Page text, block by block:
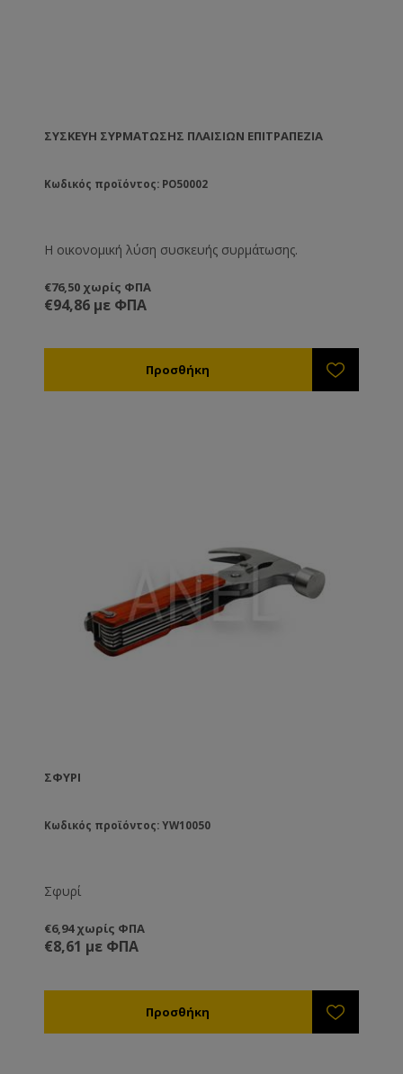
ΣΥΣΚΕΥΉ ΣΥΡΜΆΤΩΣΗΣ ΠΛΑΙΣΊΩΝ ΕΠΙΤΡΑΠΈΖΙΑ
Κωδικός προϊόντος: PO50002
Η οικονομική λύση συσκευής συρμάτωσης.
€76,50 χωρίς ΦΠΑ
€94,86 με ΦΠΑ
ΣΦΥΡΊ
Κωδικός προϊόντος: YW10050
Σφυρί
€6,94 χωρίς ΦΠΑ
€8,61 με ΦΠΑ